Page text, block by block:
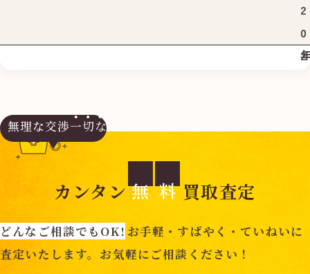
2
6
2
2
0
2
(
無理な交渉一切なし
カンタン 無 料 買取査定
どんなご相談でもOK! お手軽・すばやく・ていねいに
査定いたします。お気軽にご相談ください！